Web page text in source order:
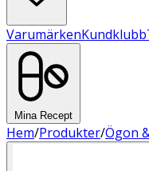
VarumärkenKundklubb
Mina Recept
Hem/Produkter/Ögon